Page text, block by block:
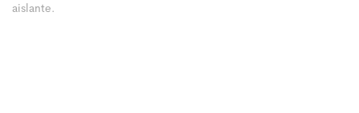
aislante.